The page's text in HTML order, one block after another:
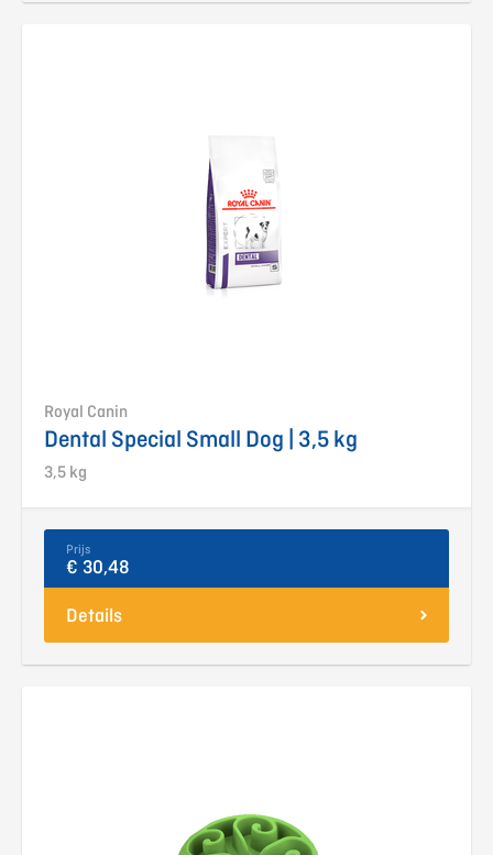
Royal Canin
Dental Special Small Dog | 3,5 kg
3,5 kg
Prijs
€ 30,48
Details